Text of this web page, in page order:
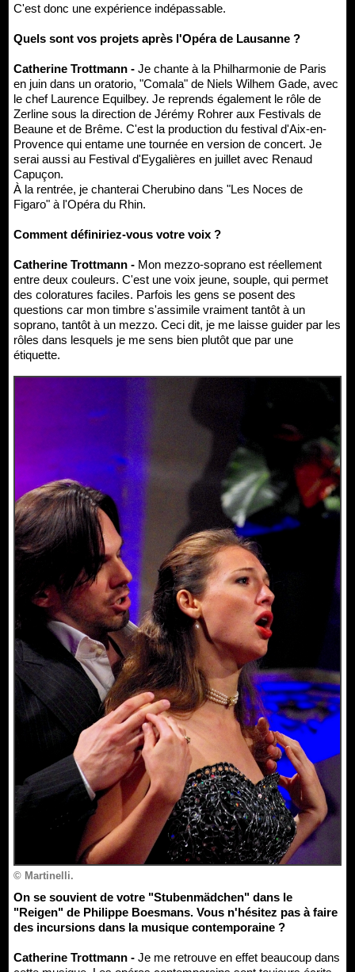
C'est donc une expérience indépassable.
Quels sont vos projets après l'Opéra de Lausanne ?
Catherine Trottmann - Je chante à la Philharmonie de Paris
en juin dans un oratorio, "Comala" de Niels Wilhem Gade, avec
le chef Laurence Equilbey. Je reprends également le rôle de
Zerline sous la direction de Jérémy Rohrer aux Festivals de
Beaune et de Brême. C'est la production du festival d'Aix-en-
Provence qui entame une tournée en version de concert. Je
serai aussi au Festival d'Eygalières en juillet avec Renaud
Capuçon.
À la rentrée, je chanterai Cherubino dans "Les Noces de
Figaro" à l'Opéra du Rhin.
Comment définiriez-vous votre voix ?
Catherine Trottmann - Mon mezzo-soprano est réellement
entre deux couleurs. C'est une voix jeune, souple, qui permet
des coloratures faciles. Parfois les gens se posent des
questions car mon timbre s'assimile vraiment tantôt à un
soprano, tantôt à un mezzo. Ceci dit, je me laisse guider par les
rôles dans lesquels je me sens bien plutôt que par une
étiquette.
© Martinelli.
On se souvient de votre "Stubenmädchen" dans le
"Reigen" de Philippe Boesmans. Vous n'hésitez pas à faire
des incursions dans la musique contemporaine ?
Catherine Trottmann - Je me retrouve en effet beaucoup dans